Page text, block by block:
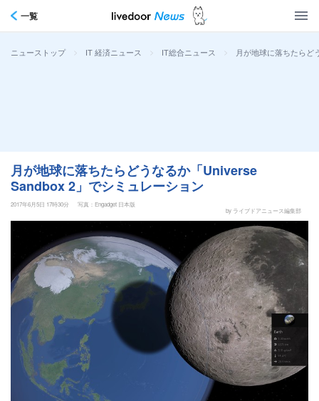
一覧
ニューストップ > IT 経済ニュース > IT総合ニュース > 月が地球に落ちたら
月が地球に落ちたらどうなるか「Universe
Sandbox 2」でシミュレーション
2017年6月5日 17時30分
写真：Engadget 日本版
by ライブドアニュース編集部